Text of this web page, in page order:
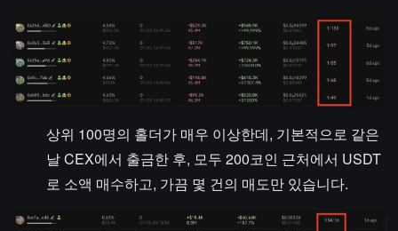
상위 100명의 홀더가 매우 이상한데, 기본적으로 같은
날 CEX에서 출금한 후, 모두 200코인 근처에서 USDT
로 소액 매수하고, 가끔 몇 건의 매도만 있습니다.